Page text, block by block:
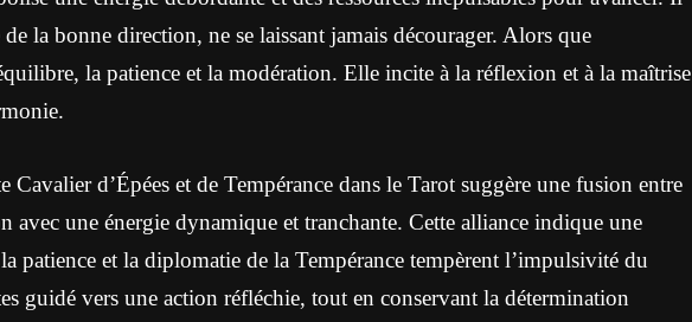
la bonne direction, ne se laissant jamais décourager. Alors que
la patience et la modération. Elle incite à la réflexion et à la maîtrise
Cavalier d’Épées et de Tempérance dans le Tarot suggère une fusion entre
avec une énergie dynamique et tranchante. Cette alliance indique une
patience et la diplomatie de la Tempérance tempèrent l’impulsivité du
guidé vers une action réfléchie, tout en conservant la détermination